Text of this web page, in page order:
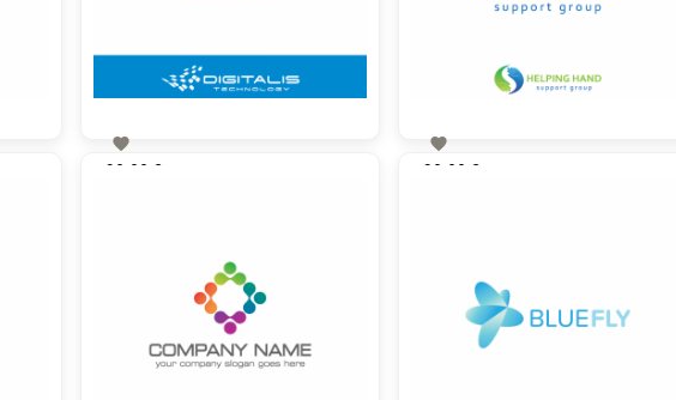

90,00 €

90,00 €